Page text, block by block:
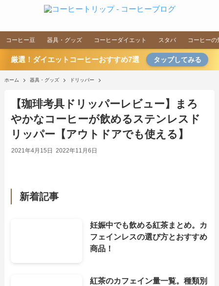
コーヒー豆 器具・グッズ コーヒーダイエット スタバ コーヒーの
厳選！ダイエットコーヒーおすすめ7選 タップしてみる
ホーム 器具・グッズ ドリッパー
【珈琲考具ドリッパーレビュー】まろ
やかなコーヒーが飲めるステンレスド
リッパー【アウトドアでも使える】
2021年4月15日 2022年11月6日
新着記事
妊娠中でも飲める紅茶まとめ。カ
フェインレスの選び方とおすすめ
商品！
紅茶のカフェイン量一覧。種類別